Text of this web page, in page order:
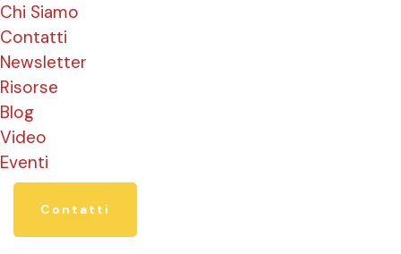
Chi Siamo
Contatti
Newsletter
Risorse
Blog
Video
Eventi
Contatti